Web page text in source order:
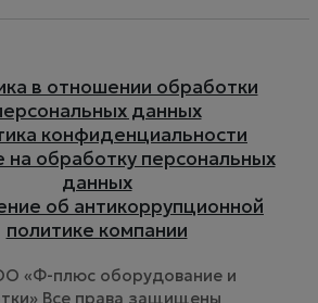
в отношении обработки
данных
конфиденциальности
на обработку персональных
данных
об антикоррупционной
политике компании
«Ф-плюс оборудование и
Все права защищены